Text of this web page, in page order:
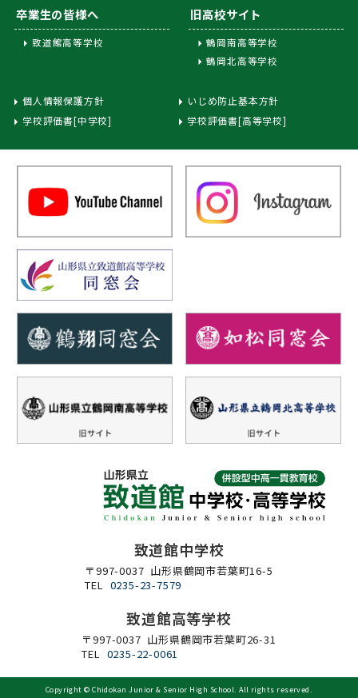
卒業生の皆様へ
致道館高等学校
旧高校サイト
鶴岡南高等学校
鶴岡北高等学校
個人情報保護方針
いじめ防止基本方針
学校評価書[中学校]
学校評価書[高等学校]
致道館中学校
〒997-0037 山形県鶴岡市若葉町16-5
TEL 0235-23-7579
致道館高等学校
〒997-0037 山形県鶴岡市若葉町26-31
TEL 0235-22-0061
Copyright ©Chidokan Junior & Senior High School. All rights reserved.